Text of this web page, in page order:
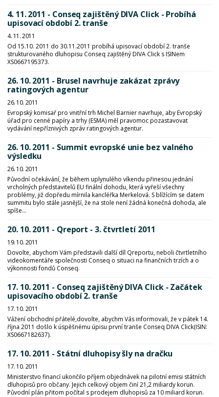
4. 11. 2011 - Conseq zajištěný DIVA Click - Probíhá
upisovací období 2. tranše
4. 11. 2011
Od 15.10. 2011 do 30.11.2011 probíhá upisovací období 2. tranše
strukturovaného dluhopisu Conseq zajištěný DIVA Click s ISINem
XS0667195373.
26. 10. 2011 - Brusel navrhuje zakázat zprávy
ratingových agentur
26. 10. 2011
Evropský komisař pro vnitřní trh Michel Barnier navrhuje, aby Evropský
úřad pro cenné papíry a trhy (ESMA) měl pravomoc pozastavovat
vydávání nepříznivých zpráv ratingových agentur.
26. 10. 2011 - Summit evropské unie bez valného
výsledku
26. 10. 2011
Původní očekávání, že během uplynulého víkendu přinesou jednání
vrcholných představitelů EU finální dohodu, která vyřeší všechny
problémy, již dopředu mírnila kancléřka Merkelová. S blížícím se datem
summitu bylo stále jasnější, že na stole není žádná konečná dohoda, ale
spíše...
20. 10. 2011 - Qreport - 3. čtvrtletí 2011
19. 10. 2011
Dovolte, abychom Vám představili další díl Qreportu, neboli čtvrtletního
videokomentáře společnosti Conseq o situaci na finančních trzích a o
výkonnosti fondů Conseq.
17. 10. 2011 - Conseq zajištěný DIVA Click - Začátek
upisovacího období 2. tranše
17. 10. 2011
Vážení obchodní přátelé,dovolte, abychm Vás informovali, že v pátek 14.
října 2011 došlo k úspěšnému úpisu první tranše Conseq DIVA Click(ISIN:
XS0667182637).
17. 10. 2011 - Státní dluhopisy šly na dračku
17. 10. 2011
Ministerstvo financí ukončilo příjem objednávek na pilotní emisi státních
dluhopisů pro občany. Jejich celkový objem činí 21,2 miliardy korun.
Původní plán přitom počítal s prodejem dluhopisů za 10 miliard korun.